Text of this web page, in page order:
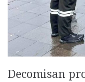
Decomisan